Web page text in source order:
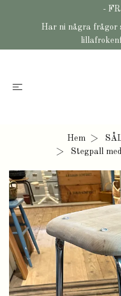
-
Har ni några frågor
Hem
Stegpall